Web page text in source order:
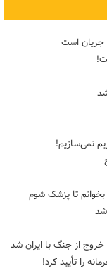
جریان است
نمی‌سازیم!
تا پزشک شوم
شد
از جنگ با ایران شد
را تأیید کرد!